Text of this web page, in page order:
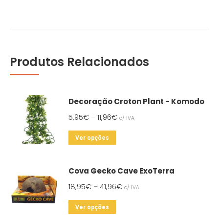
Produtos Relacionados
Decoração Croton Plant - Komodo
5,95€ – 11,96€ c/ IVA
Ver opções
multiple
variants.
The
options
Cova Gecko Cave ExoTerra
18,95€ – 41,96€ c/ IVA
Ver opções